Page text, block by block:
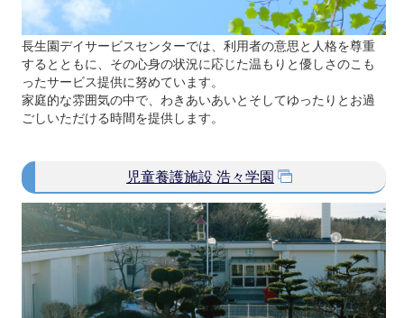
長生園デイサービスセンターでは、利用者の意思と人格を尊重
するとともに、その心身の状況に応じた温もりと優しさのこも
ったサービス提供に努めています。
家庭的な雰囲気の中で、わきあいあいとそしてゆったりとお過
ごしいただける時間を提供します。
児童養護施設 浩々学園